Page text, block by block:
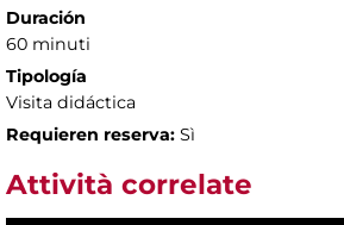
Duración
60 minuti
Tipología
Visita didáctica
Requieren reserva: Sì
Attività correlate